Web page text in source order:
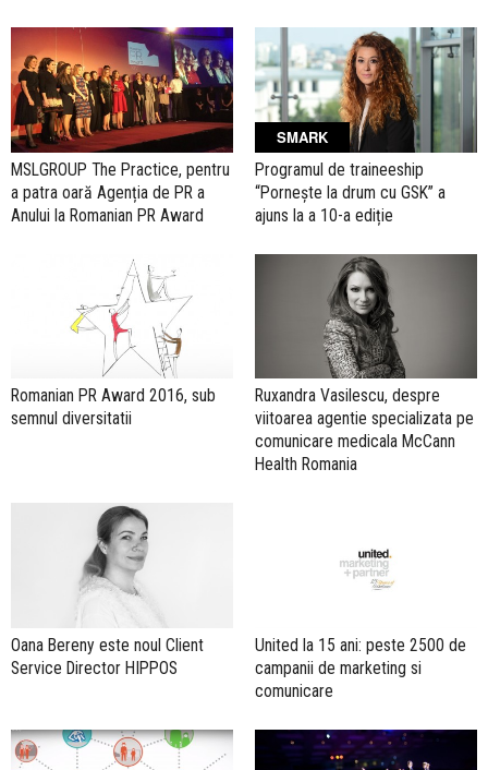
MSLGROUP The Practice, pentru
a patra oară Agenția de PR a
Anului la Romanian PR Award
SMARK
Programul de traineeship
“Pornește la drum cu GSK” a
ajuns la a 10-a ediție
Romanian PR Award 2016, sub
semnul diversitatii
Ruxandra Vasilescu, despre
viitoarea agentie specializata pe
comunicare medicala McCann
Health Romania
Oana Bereny este noul Client
Service Director HIPPOS
United la 15 ani: peste 2500 de
campanii de marketing si
comunicare